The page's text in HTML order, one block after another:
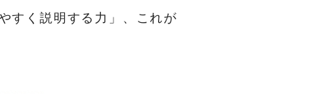
すく説明する力」、これが